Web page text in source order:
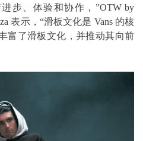
步、体验和协作，”OTW by
表示，“滑板文化是 Vans 的核
富了滑板文化，并推动其向前